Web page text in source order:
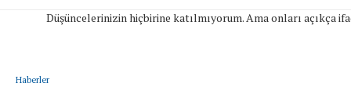
Düşüncelerinizin hiçbirine katılmıyorum. Ama onları açıkça ifade
Haberler